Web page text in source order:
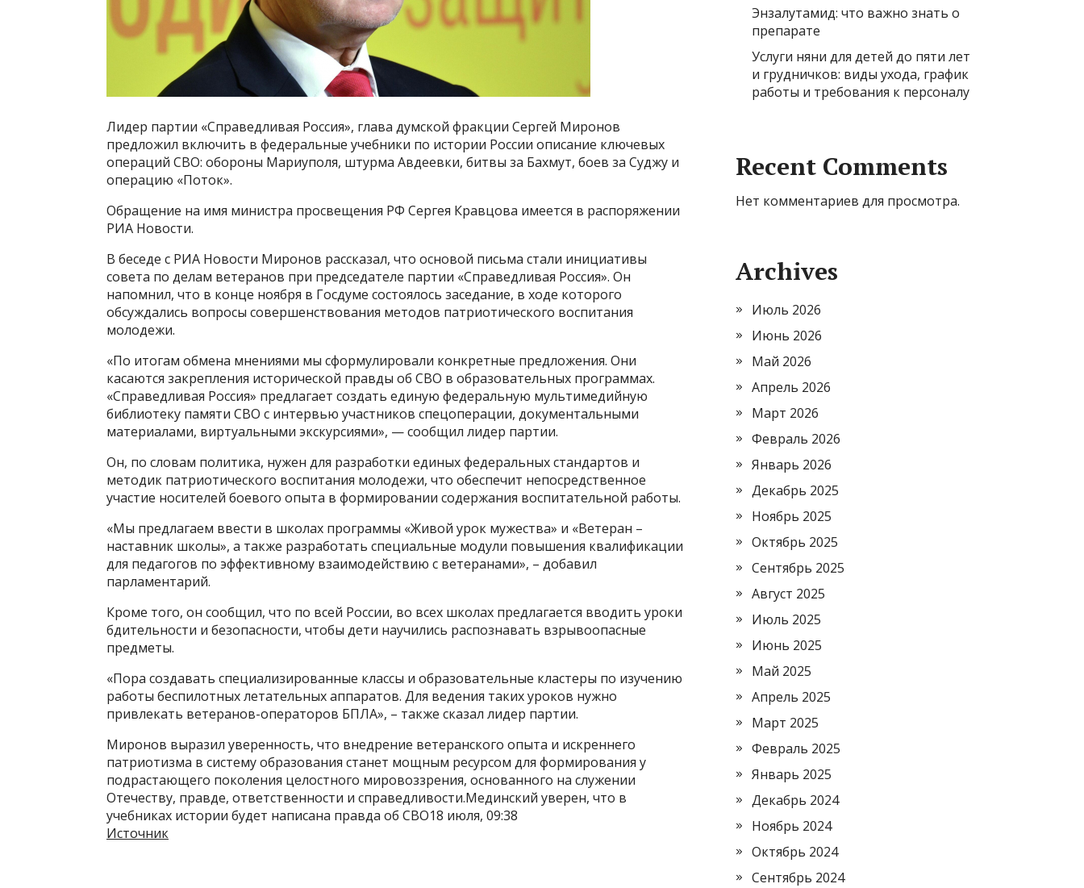
Лидер партии «Справедливая Россия», глава думской фракции Сергей Миронов
предложил включить в федеральные учебники по истории России описание ключевых
операций СВО: обороны Мариуполя, штурма Авдеевки, битвы за Бахмут, боев за Суджу и
операцию «Поток».
Обращение на имя министра просвещения РФ Сергея Кравцова имеется в распоряжении
РИА Новости.
В беседе с РИА Новости Миронов рассказал, что основой письма стали инициативы
совета по делам ветеранов при председателе партии «Справедливая Россия». Он
напомнил, что в конце ноября в Госдуме состоялось заседание, в ходе которого
обсуждались вопросы совершенствования методов патриотического воспитания
молодежи.
«По итогам обмена мнениями мы сформулировали конкретные предложения. Они
касаются закрепления исторической правды об СВО в образовательных программах.
«Справедливая Россия» предлагает создать единую федеральную мультимедийную
библиотеку памяти СВО с интервью участников спецоперации, документальными
материалами, виртуальными экскурсиями», — сообщил лидер партии.
Он, по словам политика, нужен для разработки единых федеральных стандартов и
методик патриотического воспитания молодежи, что обеспечит непосредственное
участие носителей боевого опыта в формировании содержания воспитательной работы.
«Мы предлагаем ввести в школах программы «Живой урок мужества» и «Ветеран –
наставник школы», а также разработать специальные модули повышения квалификации
для педагогов по эффективному взаимодействию с ветеранами», – добавил
парламентарий.
Кроме того, он сообщил, что по всей России, во всех школах предлагается вводить уроки
бдительности и безопасности, чтобы дети научились распознавать взрывоопасные
предметы.
«Пора создавать специализированные классы и образовательные кластеры по изучению
работы беспилотных летательных аппаратов. Для ведения таких уроков нужно
привлекать ветеранов-операторов БПЛА», – также сказал лидер партии.
Миронов выразил уверенность, что внедрение ветеранского опыта и искреннего
патриотизма в систему образования станет мощным ресурсом для формирования у
подрастающего поколения целостного мировоззрения, основанного на служении
Отечеству, правде, ответственности и справедливости.Мединский уверен, что в
учебниках истории будет написана правда об СВО18 июля, 09:38
Источник
Энзалутамид: что важно знать о
препарате
Услуги няни для детей до пяти лет
и грудничков: виды ухода, график
работы и требования к персоналу
Recent Comments
Нет комментариев для просмотра.
Archives
Июль 2026
Июнь 2026
Май 2026
Апрель 2026
Март 2026
Февраль 2026
Январь 2026
Декабрь 2025
Ноябрь 2025
Октябрь 2025
Сентябрь 2025
Август 2025
Июль 2025
Июнь 2025
Май 2025
Апрель 2025
Март 2025
Февраль 2025
Январь 2025
Декабрь 2024
Ноябрь 2024
Октябрь 2024
Сентябрь 2024